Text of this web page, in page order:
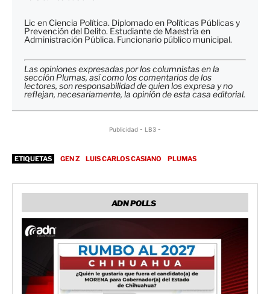
Lic en Ciencia Política. Diplomado en Políticas Públicas y
Prevención del Delito. Estudiante de Maestría en
Administración Pública. Funcionario público municipal.
Las opiniones expresadas por los columnistas en la
sección Plumas, así como los comentarios de los
lectores, son responsabilidad de quien los expresa y no
reflejan, necesariamente, la opinión de esta casa editorial.
Publicidad - LB3 -
ETIQUETAS GEN Z LUIS CARLOS CASIANO PLUMAS
ADN POLLS